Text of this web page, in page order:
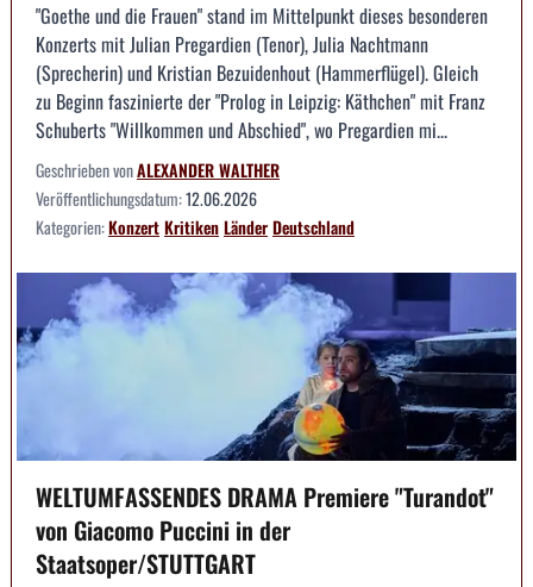
"Goethe und die Frauen" stand im Mittelpunkt dieses besonderen
Konzerts mit Julian Pregardien (Tenor), Julia Nachtmann
(Sprecherin) und Kristian Bezuidenhout (Hammerflügel). Gleich
zu Beginn faszinierte der "Prolog in Leipzig: Käthchen" mit Franz
Schuberts "Willkommen und Abschied", wo Pregardien mi...
Geschrieben vonALEXANDER WALTHER
Veröffentlichungsdatum:12.06.2026
Kategorien:KonzertKritikenLänderDeutschland
WELTUMFASSENDES DRAMA Premiere "Turandot"
von Giacomo Puccini in der
Staatsoper/STUTTGART